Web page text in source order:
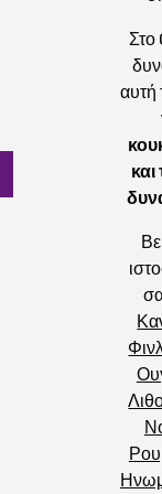
Στο
αυτή